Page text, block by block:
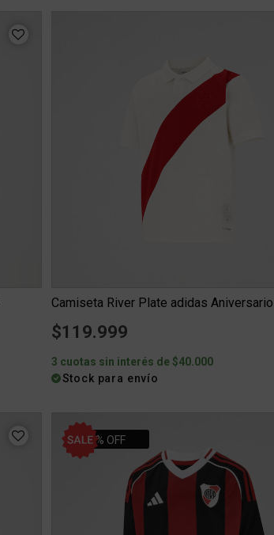
$119.999
3 cuotas sin interés de $40.000
Stock para envío
34% OFF